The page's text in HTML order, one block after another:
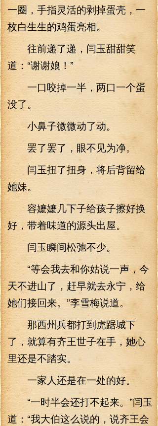
一圈，手指灵活的剥掉蛋壳，一
枚白生生的鸡蛋亮相。
往前递了递，闫玉甜甜笑
道：“谢谢娘！”
一口咬掉一半，两口一个蛋
没了。
小鼻子微微动了动。
罢了罢了，眼不见为净。
闫玉扭了扭身，将后背留给
她妹。
容嬷嬷几下子给孩子擦好换
好，带着味道的源头出屋。
闫玉瞬间松弛不少。
“等会我去和你姑说一声，今
天不进山了，赶早就去永宁，给
她们接回来。”李雪梅说道。
那西州兵都打到虎踞城下
了，就算有齐王世子在手，她心
里还是不踏实。
一家人还是在一处的好。
“一时半会还打不起来。”闫玉
道：“我大伯这么说的，说齐王会